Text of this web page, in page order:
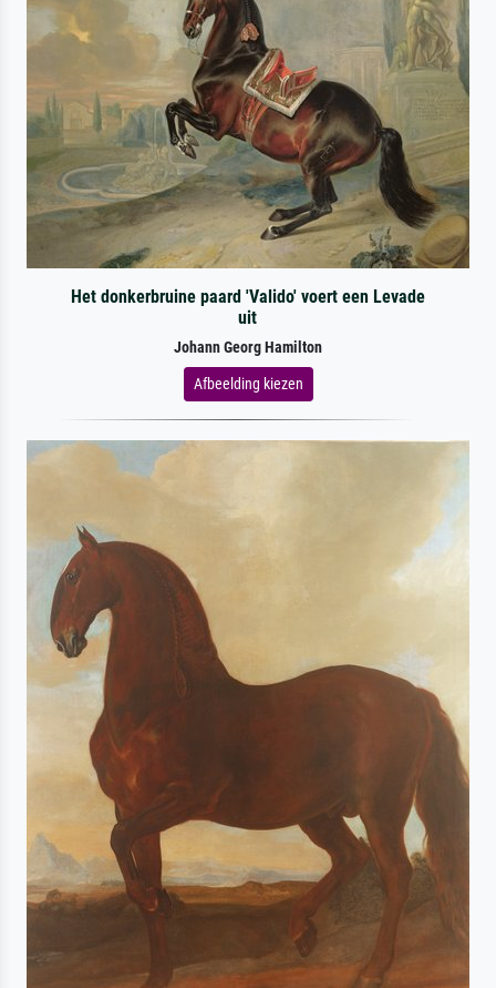
Het donkerbruine paard 'Valido' voert een Levade
uit
Johann Georg Hamilton
Afbeelding kiezen